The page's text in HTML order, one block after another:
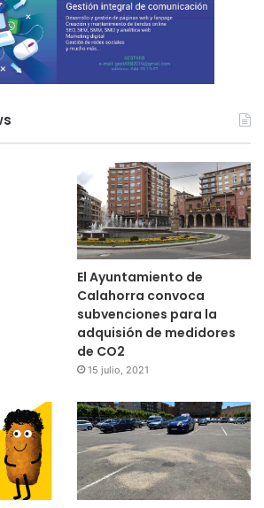
El Ayuntamiento de
Calahorra convoca
subvenciones para la
adquisión de medidores
de CO2
15 julio, 2021